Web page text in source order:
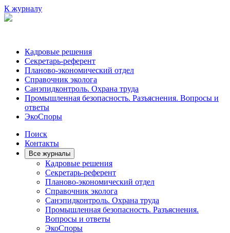
К журналу
Кадровые решения
Секретарь-референт
Планово-экономический отдел
Справочник эколога
Санэпидконтроль. Охрана труда
Промышленная безопасность. Разъяснения. Вопросы и
ответы
ЭкоСпоры
Поиск
Контакты
Все журналы
Кадровые решения
Секретарь-референт
Планово-экономический отдел
Справочник эколога
Санэпидконтроль. Охрана труда
Промышленная безопасность. Разъяснения.
Вопросы и ответы
ЭкоСпоры